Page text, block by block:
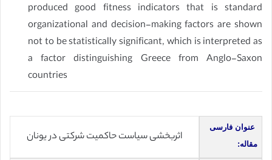
produced good fitness indicators that is standard
organizational and decision-making factors are shown
not to be statistically significant, which is interpreted as
a factor distinguishing Greece from Anglo-Saxon
countries
عنوان فارسی
مقاله:
اثربخشی سیاست حاکمیت شرکتی در یونان